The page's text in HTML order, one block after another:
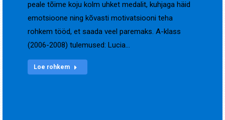
peale tõime koju kolm uhket medalit, kuhjaga häid
emotsioone ning kõvasti motivatsiooni teha
rohkem tööd, et saada veel paremaks. A-klass
(2006-2008) tulemused: Lucia…
Loe rohkem